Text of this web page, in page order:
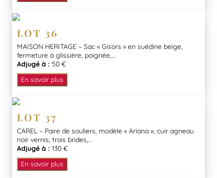
LOT 36
MAISON HERITAGE – Sac « Gisors » en suédine beige,
fermeture à glissière, poignée,...
Adjugé à : 50 €
En savoir plus
LOT 37
CAREL – Paire de souliers, modèle « Ariana », cuir agneau
noir vernis, trois brides,...
Adjugé à : 130 €
En savoir plus